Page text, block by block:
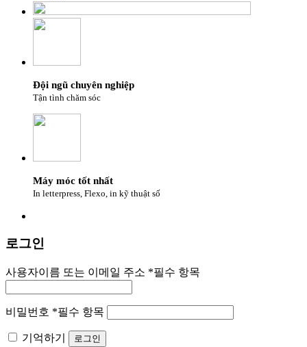
Đội ngũ chuyên nghiệp
Tận tình chăm sóc
Máy móc tốt nhất
In letterpress, Flexo, in kỹ thuật số
로그인
사용자이름 또는 이메일 주소 *필수 항목
비밀번호 *필수 항목
기억하기 로그인